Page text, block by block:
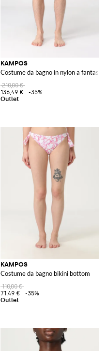
KAMPOS
Costume da bagno in nylon a fantasia
210,00 €
136,49 €
-35%
KAMPOS
Costume da bagno bikini bottom
110,00 €
71,49 €
-35%